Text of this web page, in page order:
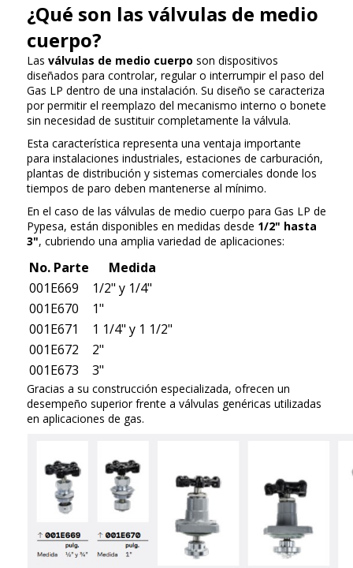
¿Qué son las válvulas de medio
cuerpo?
Las válvulas de medio cuerpo son dispositivos
diseñados para controlar, regular o interrumpir el paso del
Gas LP dentro de una instalación. Su diseño se caracteriza
por permitir el reemplazo del mecanismo interno o bonete
sin necesidad de sustituir completamente la válvula.
Esta característica representa una ventaja importante
para instalaciones industriales, estaciones de carburación,
plantas de distribución y sistemas comerciales donde los
tiempos de paro deben mantenerse al mínimo.
En el caso de las válvulas de medio cuerpo para Gas LP de
Pypesa, están disponibles en medidas desde 1/2" hasta
3", cubriendo una amplia variedad de aplicaciones:
No. Parte
Medida
001E669
1/2" y 1/4"
001E670
1"
001E671
1 1/4" y 1 1/2"
001E672
2"
001E673
3"
Gracias a su construcción especializada, ofrecen un
desempeño superior frente a válvulas genéricas utilizadas
en aplicaciones de gas.